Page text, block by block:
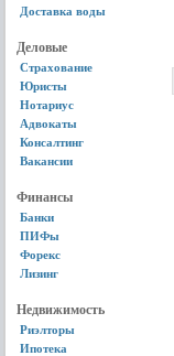
Доставка воды
Деловые
Страхование
Юристы
Нотариус
Адвокаты
Консалтинг
Вакансии
Финансы
Банки
ПИФы
Форекс
Лизинг
Недвижимость
Риэлторы
Ипотека